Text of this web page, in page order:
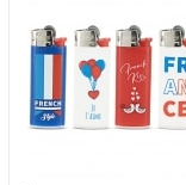
sont également
berger ou encore